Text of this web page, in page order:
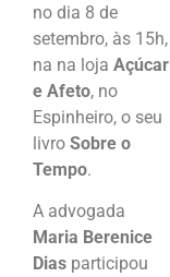
no dia 8 de
setembro, às 15h,
na na loja Açúcar
e Afeto, no
Espinheiro, o seu
livro Sobre o
Tempo.
A advogada
Maria Berenice
Dias participou